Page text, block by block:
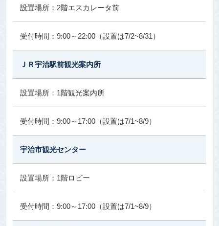
2階エスカレータ前
9:00～22:00（設置は7/2~8/31）
ＪＲ宇治駅前観光案内所
1階観光案内所
9:00～17:00（設置は7/1~8/9）
宇治市観光センター
1階ロビー
9:00～17:00（設置は7/1~8/9）